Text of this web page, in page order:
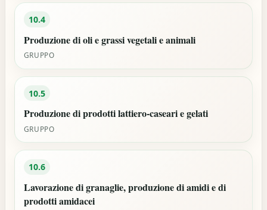
10.4
Produzione di oli e grassi vegetali e animali
GRUPPO
10.5
Produzione di prodotti lattiero-caseari e gelati
GRUPPO
10.6
Lavorazione di granaglie, produzione di amidi e di
prodotti amidacei